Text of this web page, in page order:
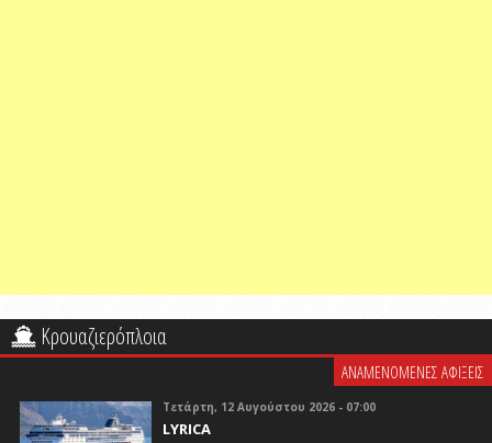
Κρουαζιερόπλοια
ΑΝΑΜΕΝΟΜΕΝΕΣ ΑΦΙΞΕΙΣ
Τετάρτη, 12 Αυγούστου 2026 - 07:00
LYRICA